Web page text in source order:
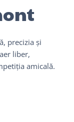
precizia și
liber,
amicală.